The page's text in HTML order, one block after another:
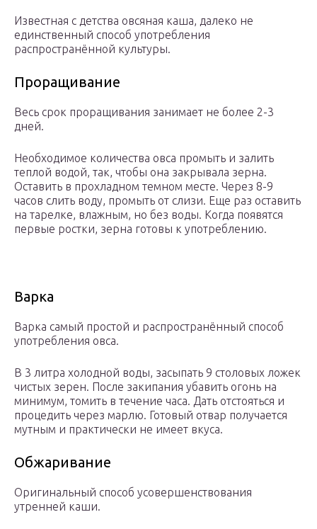
Известная с детства овсяная каша, далеко не
единственный способ употребления
распространённой культуры.
Проращивание
Весь срок проращивания занимает не более 2-3
дней.
Необходимое количества овса промыть и залить
теплой водой, так, чтобы она закрывала зерна.
Оставить в прохладном темном месте. Через 8-9
часов слить воду, промыть от слизи. Еще раз оставить
на тарелке, влажным, но без воды. Когда появятся
первые ростки, зерна готовы к употреблению.
Варка
Варка самый простой и распространённый способ
употребления овса.
В 3 литра холодной воды, засыпать 9 столовых ложек
чистых зерен. После закипания убавить огонь на
минимум, томить в течение часа. Дать отстояться и
процедить через марлю. Готовый отвар получается
мутным и практически не имеет вкуса.
Обжаривание
Оригинальный способ усовершенствования
утренней каши.